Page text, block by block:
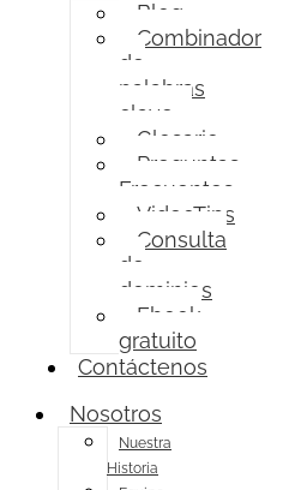
Blog
Combinador
de
palabras
clave
Glosario
Preguntas
Frecuentes
VideoTips
Consulta
de
dominios
Ebook
gratuito
Contáctenos
Nosotros
Nuestra
Historia